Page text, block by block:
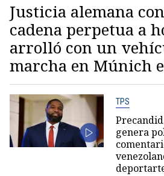
Justicia alemana
cadena perpetua a
arrolló con un
marcha en Múnich
TPS
genera